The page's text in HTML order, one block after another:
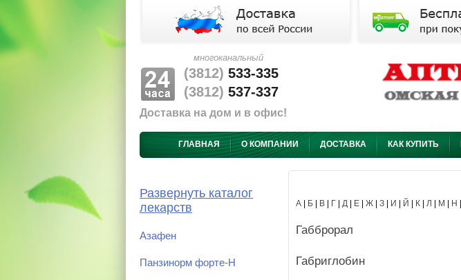
многоканальный
(3812) 533-335
(3812) 537-337
Доставка на дом и в офис!
ГЛАВНАЯ О КОМПАНИИ ДОСТАВКА КАК КУПИТЬ
Развернуть каталог
лекарств
Азафен
Панзинорм форте-Н
А Б В Г Д Е Ж З И Й К Л М Н
Габброрал
Габриглобин